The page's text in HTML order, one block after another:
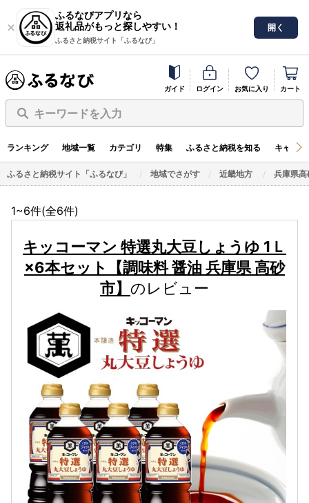
ふるなびアプリなら
返礼品がもっと探しやすい！
ふるさと納税サイト「ふるなび」
開く
ガイド ログイン お気に入り カート
キーワードを入力
ランキング 地域一覧 カテゴリ 特集 ふるさと納税を知る キャン
ふるさと納税サイト「ふるなび」 地域でさがす 近畿地方 兵庫県高
1~6件(全6件)
キッコーマン 特選丸大豆しょうゆ 1Ｌ
×6本セット【調味料 醤油 兵庫県 高砂
市】 のレビュー